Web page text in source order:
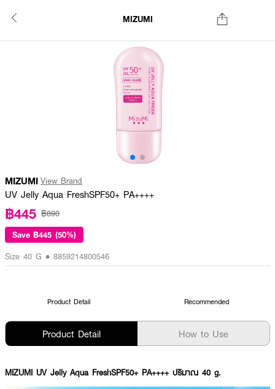
MIZUMI
MIZUMI View Brand
UV Jelly Aqua FreshSPF50+ PA++++
฿445 ฿890
Save ฿445 (50%)
Size 40 G • 8859214800546
Product Detail Recommended
Product Detail How to Use
MIZUMI UV Jelly Aqua FreshSPF50+ PA++++ ปริมาณ 40 g.